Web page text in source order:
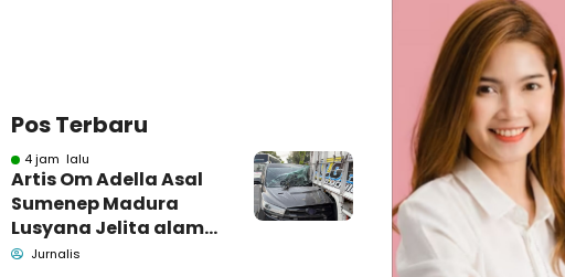
Pos Terbaru
4 jam lalu
Artis Om Adella Asal
Sumenep Madura
Lusyana Jelita alami
kecelakaan di
Jurnalis